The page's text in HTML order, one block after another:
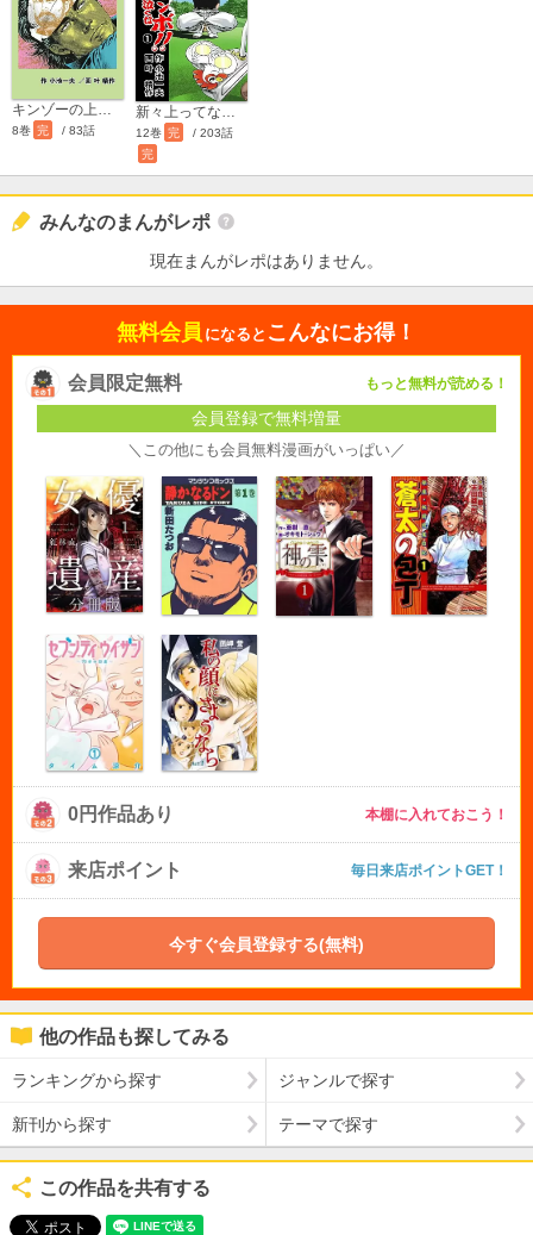
キンゾーの上ってなンボ!!
8巻 完 / 83話
新々上ってなンボ!! 太一よ泣くな
12巻 完
/ 203話
完
みんなのまんがレポ
現在まんがレポはありません。
無料会員 になると こんなにお得！
会員限定無料 もっと無料が読める！
会員登録で無料増量
＼この他にも会員無料漫画がいっぱい／
0円作品あり 本棚に入れておこう！
来店ポイント 毎日来店ポイントGET！
今すぐ会員登録する(無料)
他の作品も探してみる
ランキングから探す ジャンルで探す
新刊から探す テーマで探す
この作品を共有する